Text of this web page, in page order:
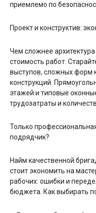
приемлемо по
Проект и конструктив:
Чем сложнее
стоимость работ.
выступов, сложных форм
конструкций.
этажей и типовые
трудозатраты и
Только
подрядчик?
Найм качественной
стоит экономить на
рабочих: ошибки и
бюджета. Как выбирать